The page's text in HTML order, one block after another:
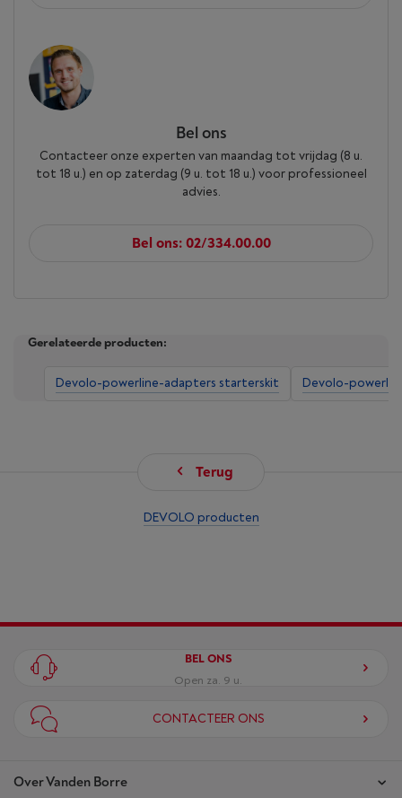
Bel ons
Contacteer onze experten van maandag tot vrijdag (8 u.
tot 18 u.) en op zaterdag (9 u. tot 18 u.) voor professioneel
advies.
Bel ons: 02/334.00.00
Gerelateerde producten:
Devolo-powerline-adapters starterskit Devolo-
Terug
DEVOLO producten
Over Vanden Borre
BEL ONS
Open za. 9 u.
CONTACTEER ONS